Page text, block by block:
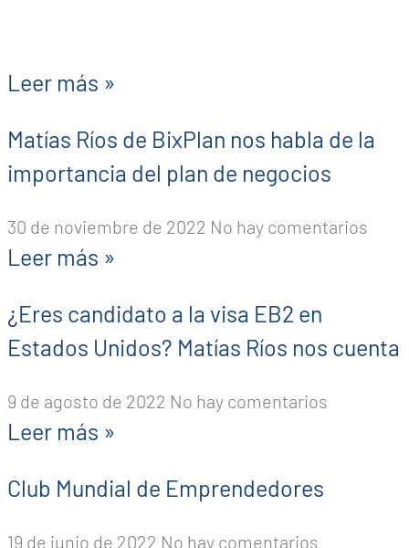
Leer más »
Matías Ríos de BixPlan nos habla de la
importancia del plan de negocios
30 de noviembre de 2022 No hay comentarios
Leer más »
¿Eres candidato a la visa EB2 en
Estados Unidos? Matías Ríos nos cuenta
9 de agosto de 2022 No hay comentarios
Leer más »
Club Mundial de Emprendedores
19 de junio de 2022 No hay comentarios